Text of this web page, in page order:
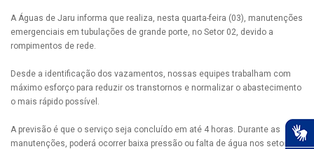
A Águas de Jaru informa que realiza, nesta quarta-feira (03), manutenções
emergenciais em tubulações de grande porte, no Setor 02, devido a
rompimentos de rede.
Desde a identificação dos vazamentos, nossas equipes trabalham com
máximo esforço para reduzir os transtornos e normalizar o abastecimento
o mais rápido possível.
A previsão é que o serviço seja concluído em até 4 horas. Durante as
manutenções, poderá ocorrer baixa pressão ou falta de água nos setores